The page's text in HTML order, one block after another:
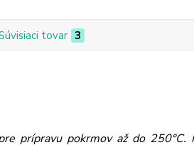
tovar 3
prípravu pokrmov až do 250°C.